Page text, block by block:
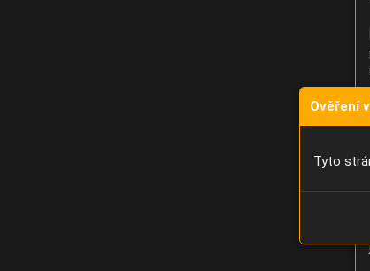
Ověření
Tyto